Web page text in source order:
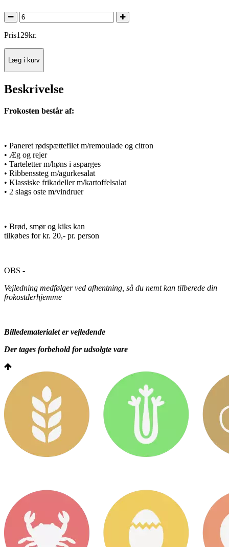
Pris129kr.
Læg i kurv
Beskrivelse
Frokosten består af:
• Paneret rødspættefilet m/remoulade og citron
• Æg og rejer
• Tarteletter m/høns i asparges
• Ribbenssteg m/agurkesalat
• Klassiske frikadeller m/kartoffelsalat
• 2 slags oste m/vindruer
• Brød, smør og kiks kan
tilkøbes for kr. 20,- pr. person
OBS -
Vejledning medfølger ved afhentning, så du nemt kan tilberede din
frokostderhjemme
Billedematerialet er vejledende
Der tages forbehold for udsolgte vare